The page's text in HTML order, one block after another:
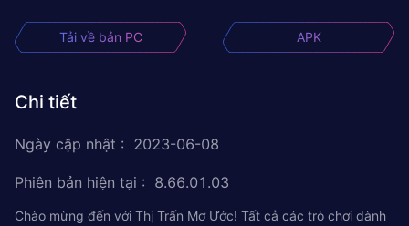
Tải về bản PC APK
Chi tiết
Ngày cập nhật : 2023-06-08
Phiên bản hiện tại : 8.66.01.03
Chào mừng đến với Thị Trấn Mơ Ước! Tất cả các trò chơi dành